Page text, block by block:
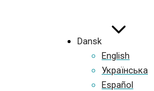
Dansk
English
Українська
Español
Dansk
English
Українська
Español